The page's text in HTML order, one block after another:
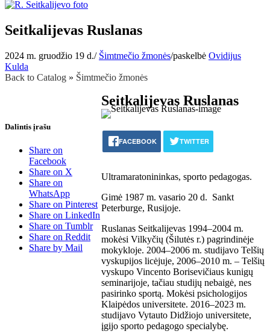
Seitkalijevas Ruslanas
2024 m. gruodžio 19 d./ Šimtmečio žmonės/paskelbė Ovidijus
Kulda
Back to Catalog
Šimtmečio žmonės
Seitkalijevas Ruslanas
FACEBOOK TWITTER
Ultramaratonininkas, sporto pedagogas.
Gimė 1987 m. vasario 20 d. Sankt
Peterburge, Rusijoje.
Ruslanas Seitkalijevas 1994–2004 m.
mokėsi Vilkyčių (Šilutės r.) pagrindinėje
mokykloje. 2004–2006 m. studijavo Telšių
vyskupijos licėjuje, 2006–2010 m. – Telšių
vyskupo Vincento Borisevičiaus kunigų
seminarijoje, tačiau studijų nebaigė, nes
pasirinko sportą. Mokėsi psichologijos
Klaipėdos universitete. 2016–2023 m.
studijavo Vytauto Didžiojo universitete,
įgijo sporto pedagogo specialybę.
Dalintis įrašu
Share on
Facebook
Share on X
Share on
WhatsApp
Share on Pinterest
Share on LinkedIn
Share on Tumblr
Share on Reddit
Share by Mail